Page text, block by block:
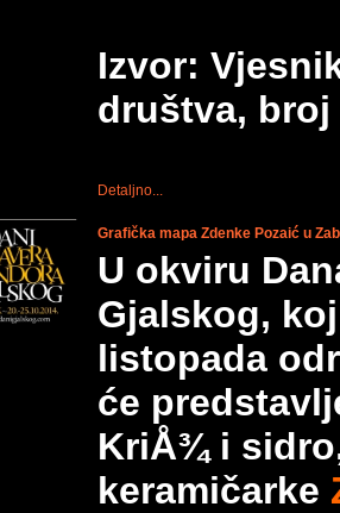
Izvor:
društva, broj
Detaljno...
Grafička mapa Zdenke Pozaić u
U okviru
Gjalskog,
listopada
će
KriÅ¾ i
keramičarke